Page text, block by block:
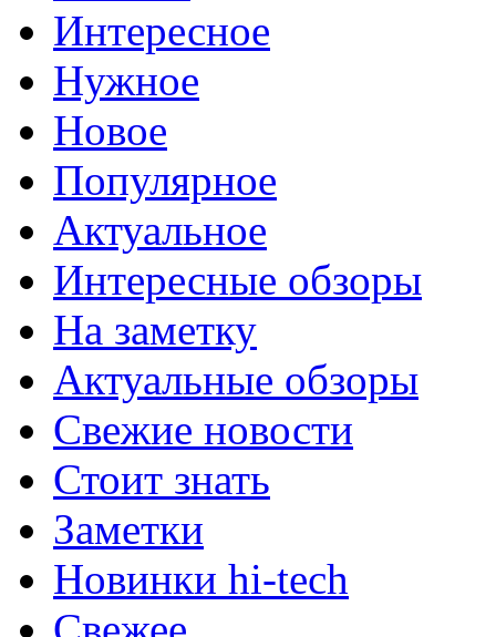
Интересное
Нужное
Новое
Популярное
Актуальное
Интересные обзоры
На заметку
Актуальные обзоры
Свежие новости
Стоит знать
Заметки
Новинки hi-tech